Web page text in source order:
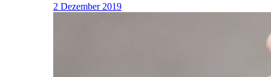
2 Dezember 2019